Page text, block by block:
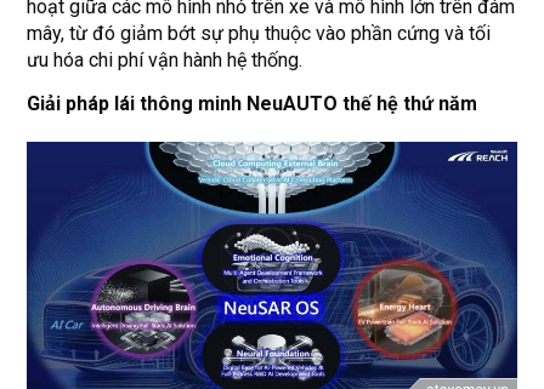
hoạt giữa các mô hình nhỏ trên xe và mô hình lớn trên đám
mây, từ đó giảm bớt sự phụ thuộc vào phần cứng và tối
ưu hóa chi phí vận hành hệ thống.
Giải pháp lái thông minh NeuAUTO thế hệ thứ năm